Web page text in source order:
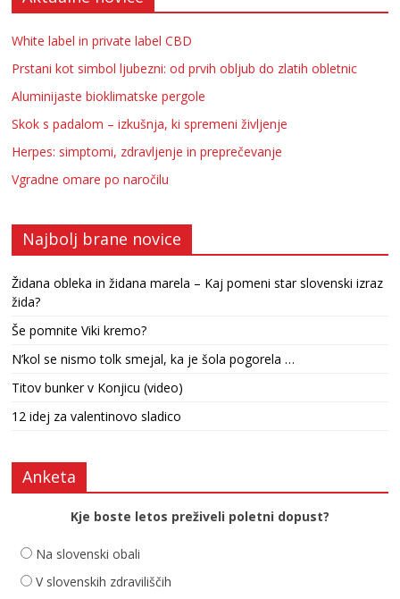
White label in private label CBD
Prstani kot simbol ljubezni: od prvih obljub do zlatih obletnic
Aluminijaste bioklimatske pergole
Skok s padalom – izkušnja, ki spremeni življenje
Herpes: simptomi, zdravljenje in preprečevanje
Vgradne omare po naročilu
Najbolj brane novice
Židana obleka in židana marela – Kaj pomeni star slovenski izraz
žida?
Še pomnite Viki kremo?
N’kol se nismo tolk smejal, ka je šola pogorela …
Titov bunker v Konjicu (video)
12 idej za valentinovo sladico
Anketa
Kje boste letos preživeli poletni dopust?
Na slovenski obali
V slovenskih zdraviliščih